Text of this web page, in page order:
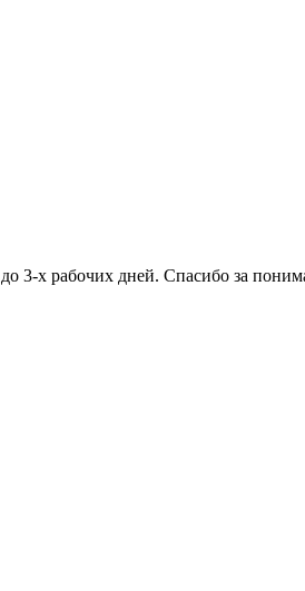
3-х рабочих дней. Спасибо за